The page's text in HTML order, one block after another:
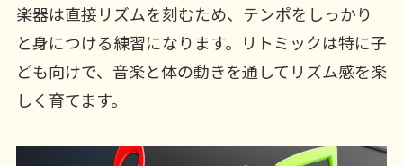
楽器は直接リズムを刻むため、テンポをしっかり
と身につける練習になります。リトミックは特に子
ども向けで、音楽と体の動きを通してリズム感を楽
しく育てます。